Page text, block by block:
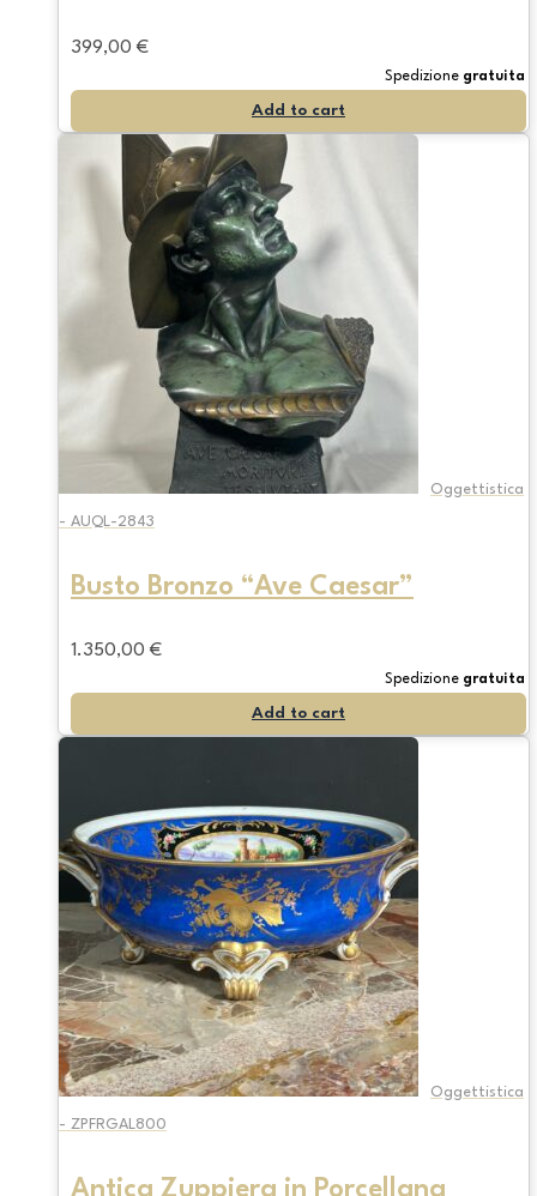
399,00 €
Spedizione gratuita
Add to cart
Oggettistica
- AUQL-2843
Busto Bronzo “Ave Caesar”
1.350,00 €
Spedizione gratuita
Add to cart
Oggettistica
- ZPFRGAL800
Antica Zuppiera in Porcellana